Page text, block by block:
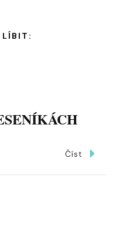
LÍBIT:
Číst